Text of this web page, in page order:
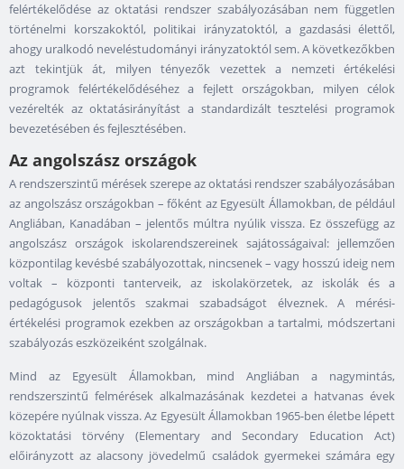
felértékelődése az oktatási rendszer szabályozásában nem független
történelmi korszakoktól, politikai irányzatoktól, a gazdasási élettől,
ahogy uralkodó neveléstudományi irányzatoktól sem. A következőkben
azt tekintjük át, milyen tényezők vezettek a nemzeti értékelési
programok felértékelődéséhez a fejlett országokban, milyen célok
vezérelték az oktatásirányítást a standardizált tesztelési programok
bevezetésében és fejlesztésében.
Az angolszász országok
A rendszerszintű mérések szerepe az oktatási rendszer szabályozásában
az angolszász országokban – főként az Egyesült Államokban, de például
Angliában, Kanadában – jelentős múltra nyúlik vissza. Ez összefügg az
angolszász országok iskolarendszereinek sajátosságaival: jellemzően
központilag kevésbé szabályozottak, nincsenek – vagy hosszú ideig nem
voltak – központi tanterveik, az iskolakörzetek, az iskolák és a
pedagógusok jelentős szakmai szabadságot élveznek. A mérési-
értékelési programok ezekben az országokban a tartalmi, módszertani
szabályozás eszközeiként szolgálnak.
Mind az Egyesült Államokban, mind Angliában a nagymintás,
rendszerszintű felmérések alkalmazásának kezdetei a hatvanas évek
közepére nyúlnak vissza. Az Egyesült Államokban 1965-ben életbe lépett
közoktatási törvény (Elementary and Secondary Education Act)
előirányzott az alacsony jövedelmű családok gyermekei számára egy